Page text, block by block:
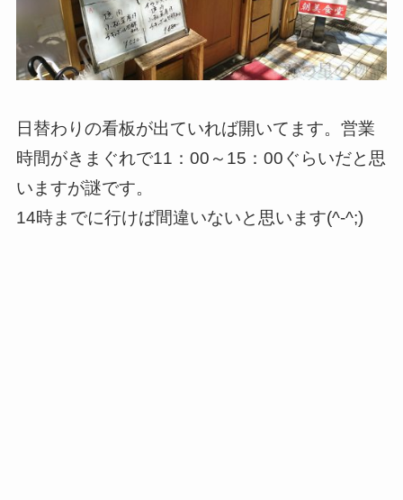
日替わりの看板が出ていれば開いてます。営業
時間がきまぐれで11：00～15：00ぐらいだと思
いますが謎です。
14時までに行けば間違いないと思います(^-^;)